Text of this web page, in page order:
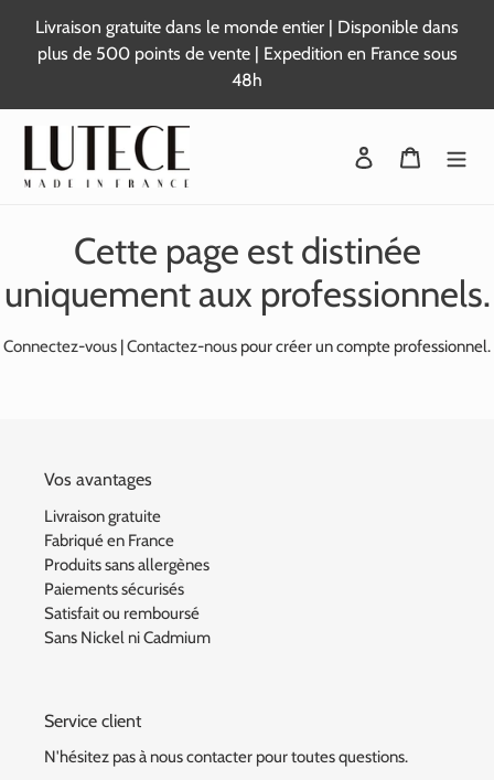
contenu
Livraison gratuite dans le monde entier | Disponible dans
plus de 500 points de vente | Expedition en France sous
48h
Se connecter
Panier
Cette page est distinée
uniquement aux professionnels.
Connectez-vous Contactez-nous pour créer un compte professionnel.
Vos avantages
Livraison gratuite
Fabriqué en France
Produits sans allergènes
Paiements sécurisés
Satisfait ou remboursé
Sans Nickel ni Cadmium
Service client
N'hésitez pas à nous contacter pour toutes questions.